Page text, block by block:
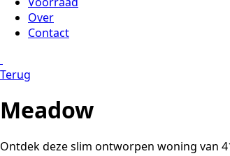
Over
Contact
Terug
Meadow
Ontdek deze slim ontworpen woning van